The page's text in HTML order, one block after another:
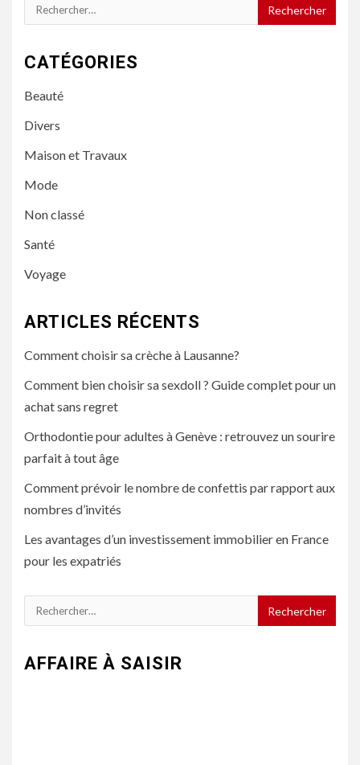
Rechercher :
CATÉGORIES
Beauté
Divers
Maison et Travaux
Mode
Non classé
Santé
Voyage
ARTICLES RÉCENTS
Comment choisir sa crèche à Lausanne?
Comment bien choisir sa sexdoll ? Guide complet pour un
achat sans regret
Orthodontie pour adultes à Genève : retrouvez un sourire
parfait à tout âge
Comment prévoir le nombre de confettis par rapport aux
nombres d’invités
Les avantages d’un investissement immobilier en France
pour les expatriés
Rechercher :
AFFAIRE À SAISIR